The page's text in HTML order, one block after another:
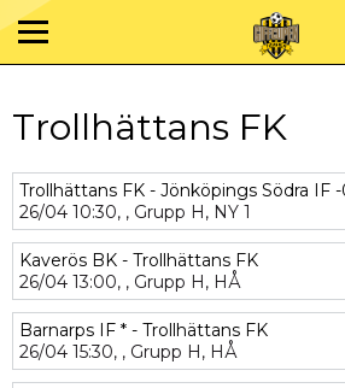
Trollhättans FK
Trollhättans FK - Jönköpings Södra IF -
26/04 10:30, , Grupp H, NY 1
Kaverös BK - Trollhättans FK
26/04 13:00, , Grupp H, HÅ
Barnarps IF * - Trollhättans FK
26/04 15:30, , Grupp H, HÅ